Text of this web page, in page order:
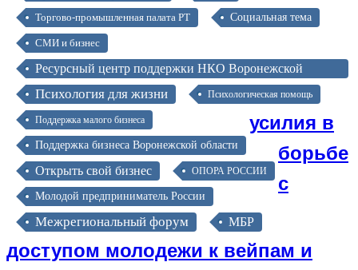
Торгово-промышленная палата РТ Социальная тема
СМИ и бизнес
Ресурсный центр поддержки НКО Воронежской
области
Психология для жизни Психологическая помощь
Поддержка малого бизнеса
Поддержка бизнеса Воронежской области
Открыть свой бизнес ОПОРА РОССИИ
Молодой предприниматель России
Межрегиональный форум МБР
усилия в
борьбе
с
доступом молодежи к вейпам и